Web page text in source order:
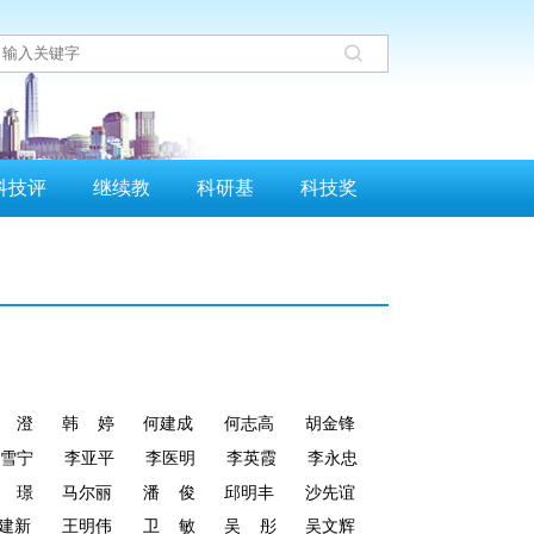
技评 继续教 科研基 科技奖
澄 韩 婷 何建成 何志高
胡金锋
宁
李亚平 李医明 李英霞
李永忠
璟
马尔丽 潘 俊 邱明丰
沙先谊
新
王明伟 卫 敏 吴 彤 吴文辉